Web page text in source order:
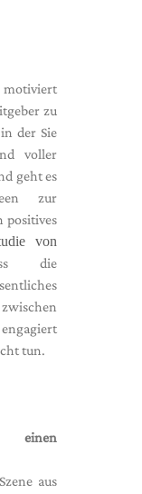
zu
der Sie
voller
geht es
zur
positives
von
die
tun.
aus